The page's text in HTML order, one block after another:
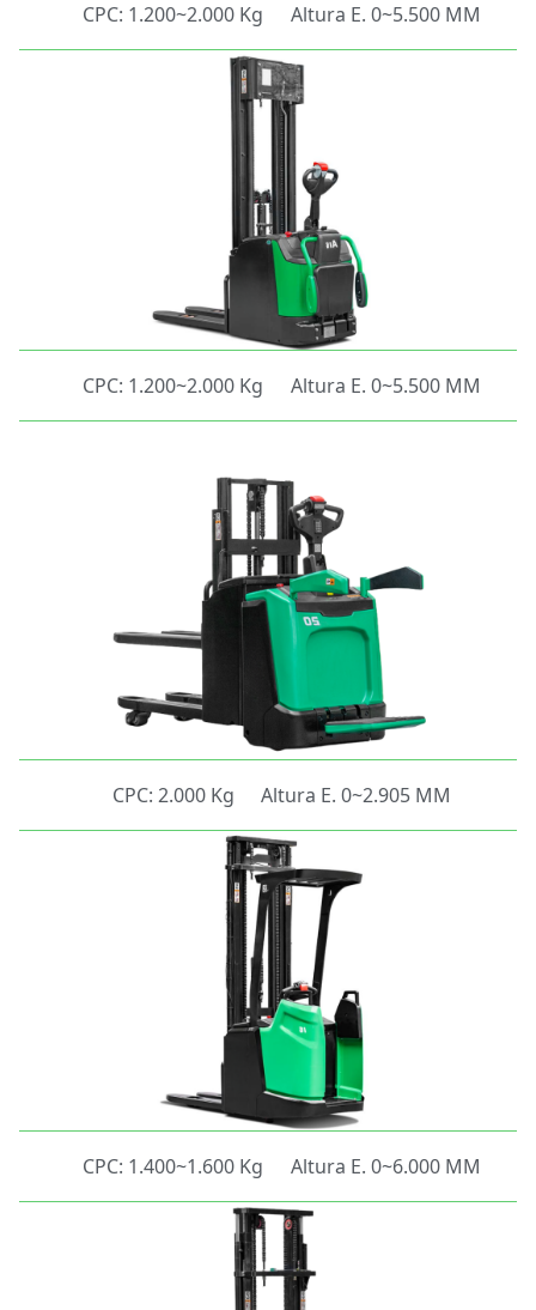
CPC: 1.200~2.000 Kg Altura E. 0~5.500 MM
CPC: 1.200~2.000 Kg Altura E. 0~5.500 MM
CPC: 2.000 Kg Altura E. 0~2.905 MM
CPC: 1.400~1.600 Kg Altura E. 0~6.000 MM